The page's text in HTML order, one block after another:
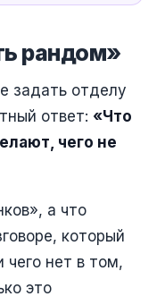
рандом»
задать отделу
ответ: «Что
чего не
а что
который
чего нет в том,
это